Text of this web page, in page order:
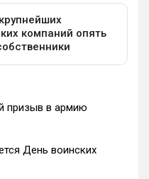
призыв в армию
День воинских